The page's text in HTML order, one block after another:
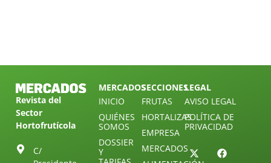
Revista del
Sector
Hortofrutícola
C/
MERCADOS
INICIO
QUIÉNES
SOMOS
DOSSIER
Y
SECCIONES
FRUTAS
HORTALIZAS
EMPRESA
MERCADOS
LEGAL
AVISO LEGAL
POLÍTICA DE
PRIVACIDAD